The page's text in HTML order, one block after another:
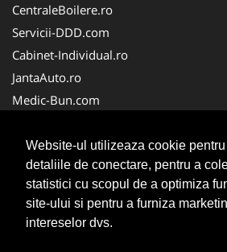
Website-ul utilizeaza cookie
detaliile de conectare, pentru a
statistici cu scopul de a optimiza
site-ului si pentru a furniza
intereselor dvs.
CentraleBoilere.ro
Servicii-DDD.com
Cabinet-Individual.ro
JantaAuto.ro
Medic-Bun.com
Apicultorul.com
CentruInchirieri.ro
Oftalmologul.ro
Stomatologul.com